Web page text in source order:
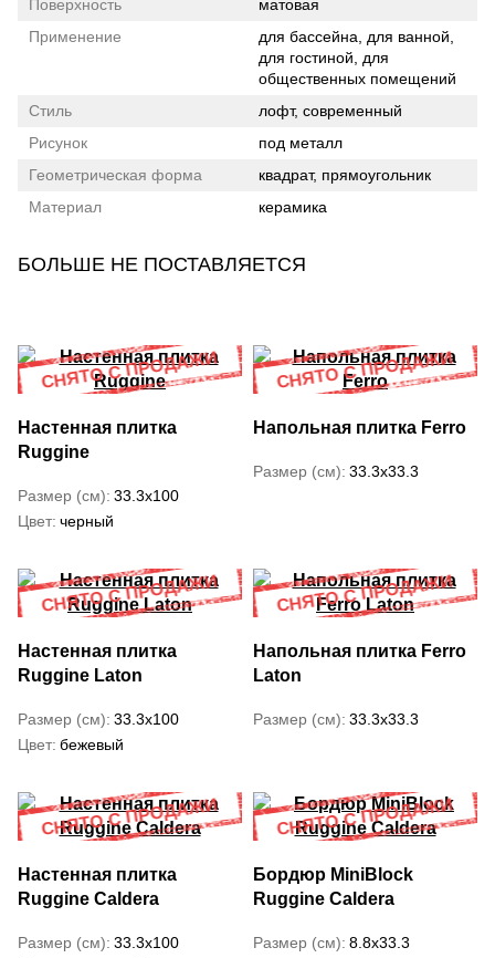
Поверхность
матовая
Применение
для бассейна, для ванной,
для гостиной, для
общественных помещений
Стиль
лофт, современный
Рисунок
под металл
Геометрическая форма
квадрат, прямоугольник
Материал
керамика
БОЛЬШЕ НЕ ПОСТАВЛЯЕТСЯ
Настенная плитка
Ruggine
Размер (см) 33.3x100
Цвет черный
Напольная плитка Ferro
Размер (см) 33.3x33.3
Настенная плитка
Ruggine Laton
Размер (см) 33.3x100
Цвет бежевый
Напольная плитка Ferro
Laton
Размер (см) 33.3x33.3
Настенная плитка
Ruggine Caldera
Размер (см) 33.3x100
Бордюр MiniBlock
Ruggine Caldera
Размер (см) 8.8x33.3